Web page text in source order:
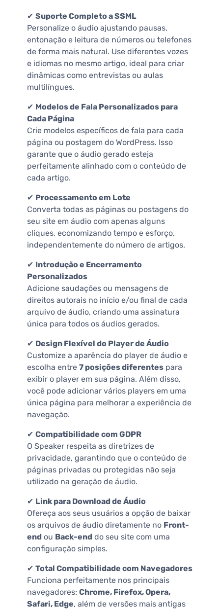
✔ Suporte Completo a SSML
Personalize o áudio ajustando pausas,
entonação e leitura de números ou telefones
de forma mais natural. Use diferentes vozes
e idiomas no mesmo artigo, ideal para criar
dinâmicas como entrevistas ou aulas
multilíngues.
✔ Modelos de Fala Personalizados para
Cada Página
Crie modelos específicos de fala para cada
página ou postagem do WordPress. Isso
garante que o áudio gerado esteja
perfeitamente alinhado com o conteúdo de
cada artigo.
✔ Processamento em Lote
Converta todas as páginas ou postagens do
seu site em áudio com apenas alguns
cliques, economizando tempo e esforço,
independentemente do número de artigos.
✔ Introdução e Encerramento
Personalizados
Adicione saudações ou mensagens de
direitos autorais no início e/ou final de cada
arquivo de áudio, criando uma assinatura
única para todos os áudios gerados.
✔ Design Flexível do Player de Áudio
Customize a aparência do player de áudio e
escolha entre 7 posições diferentes para
exibir o player em sua página. Além disso,
você pode adicionar vários players em uma
única página para melhorar a experiência de
navegação.
✔ Compatibilidade com GDPR
O Speaker respeita as diretrizes de
privacidade, garantindo que o conteúdo de
páginas privadas ou protegidas não seja
utilizado na geração de áudio.
✔ Link para Download de Áudio
Ofereça aos seus usuários a opção de baixar
os arquivos de áudio diretamente no Front-
end ou Back-end do seu site com uma
configuração simples.
✔ Total Compatibilidade com Navegadores
Funciona perfeitamente nos principais
navegadores: Chrome, Firefox, Opera,
Safari, Edge, além de versões mais antigas